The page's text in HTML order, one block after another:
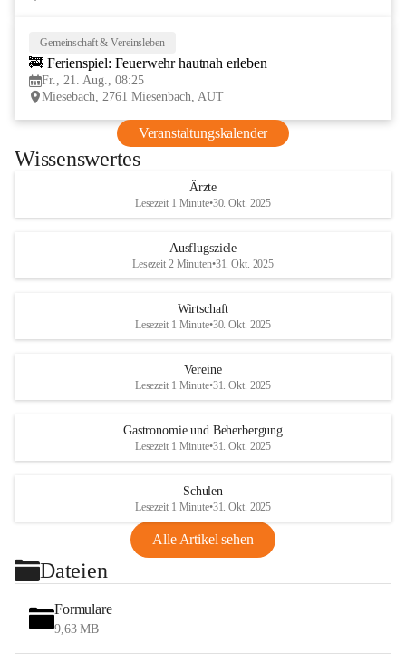
Gemeinschaft & Vereinsleben
🚒 Ferienspiel: Feuerwehr hautnah erleben
Fr., 21. Aug., 08:25
Miesebach, 2761 Miesenbach, AUT
Veranstaltungskalender
Wissenswertes
Ärzte
Lesezeit 1 Minute•30. Okt. 2025
Ausflugsziele
Lesezeit 2 Minuten•31. Okt. 2025
Wirtschaft
Lesezeit 1 Minute•30. Okt. 2025
Vereine
Lesezeit 1 Minute•31. Okt. 2025
Gastronomie und Beherbergung
Lesezeit 1 Minute•31. Okt. 2025
Schulen
Lesezeit 1 Minute•31. Okt. 2025
Alle Artikel sehen
Dateien
Formulare
9,63 MB